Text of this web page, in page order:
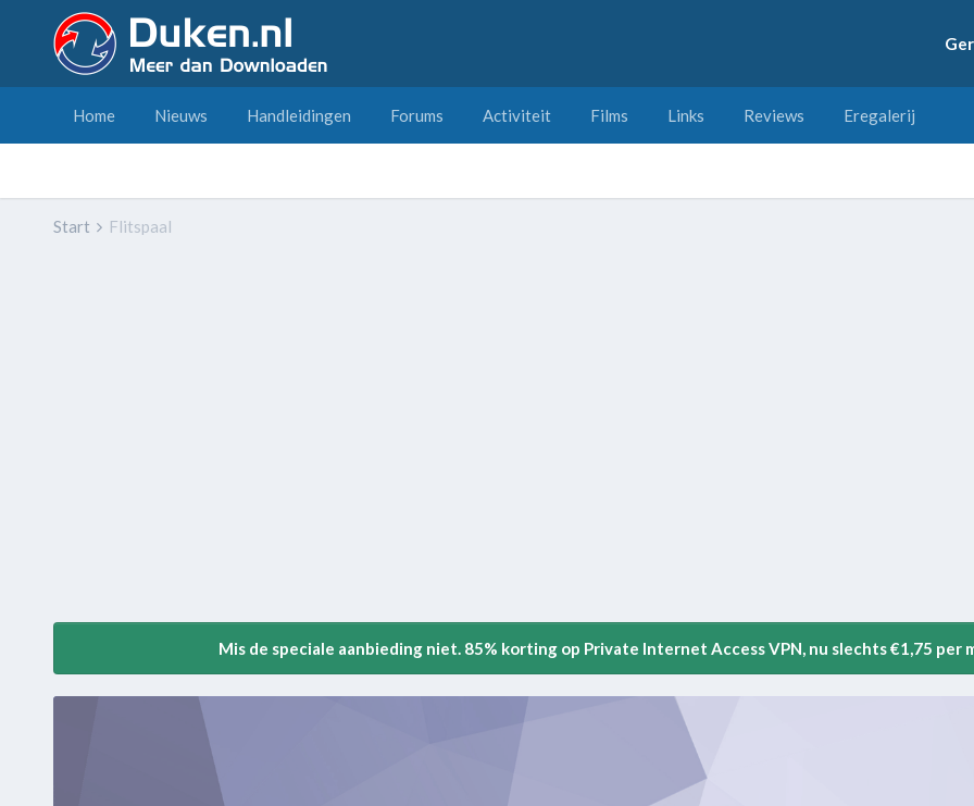
Home Nieuws Handleidingen Forums Activiteit Films Links Reviews Eregalerij
Start Flitspaal
Mis de speciale aanbieding niet. 85% korting op Private Internet Access VPN, nu slechts €1,75 per